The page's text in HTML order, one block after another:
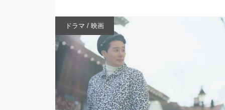
ドラマ / 映画